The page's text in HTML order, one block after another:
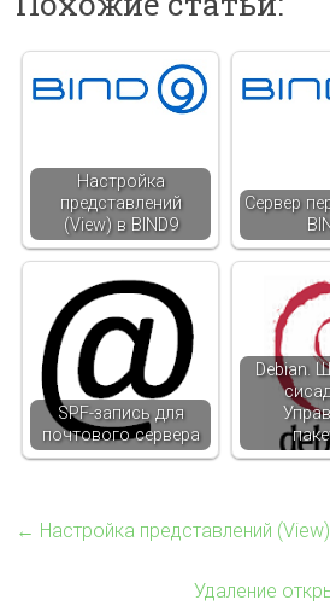
Настройка
представлений
(View) в BIND9
Сервер
SPF-запись для
почтового сервера
Debian.
← Настройка представлений
Удаление